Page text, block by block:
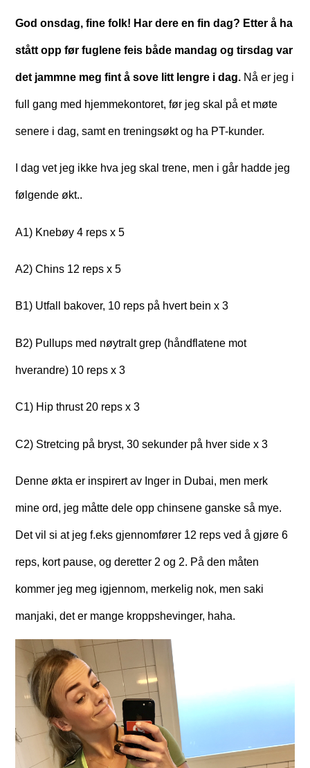
God onsdag, fine folk! Har dere en fin dag? Etter å ha
stått opp før fuglene feis både mandag og tirsdag var
det jammne meg fint å sove litt lengre i dag. Nå er jeg i
full gang med hjemmekontoret, før jeg skal på et møte
senere i dag, samt en treningsøkt og ha PT-kunder.
I dag vet jeg ikke hva jeg skal trene, men i går hadde jeg
følgende økt..
A1) Knebøy 4 reps x 5
A2) Chins 12 reps x 5
B1) Utfall bakover, 10 reps på hvert bein x 3
B2) Pullups med nøytralt grep (håndflatene mot
hverandre) 10 reps x 3
C1) Hip thrust 20 reps x 3
C2) Stretcing på bryst, 30 sekunder på hver side x 3
Denne økta er inspirert av Inger in Dubai, men merk
mine ord, jeg måtte dele opp chinsene ganske så mye.
Det vil si at jeg f.eks gjennomfører 12 reps ved å gjøre 6
reps, kort pause, og deretter 2 og 2. På den måten
kommer jeg meg igjennom, merkelig nok, men saki
manjaki, det er mange kroppshevinger, haha.